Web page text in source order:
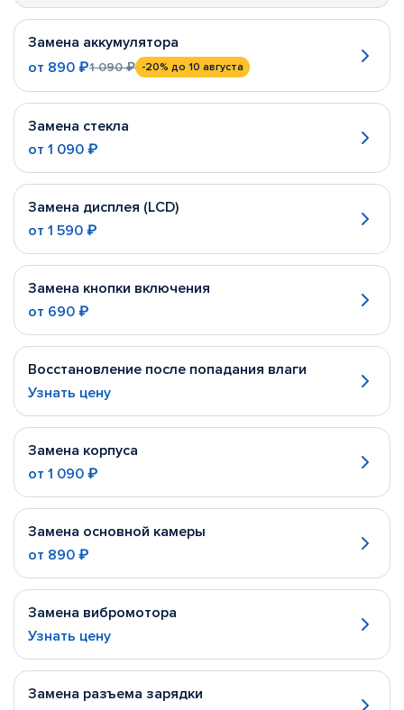
Замена аккумулятора
от 890 ₽1 090 ₽ -20% до 10 августа
Замена стекла
от 1 090 ₽
Замена дисплея (LCD)
от 1 590 ₽
Замена кнопки включения
от 690 ₽
Восстановление после попадания влаги
Узнать цену
Замена корпуса
от 1 090 ₽
Замена основной камеры
от 890 ₽
Замена вибромотора
Узнать цену
Замена разъема зарядки